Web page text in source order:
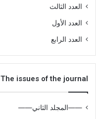
العدد الثالث
العدد الأول
العدد الرابع
The issues of the journal
——المجلد الثاني——